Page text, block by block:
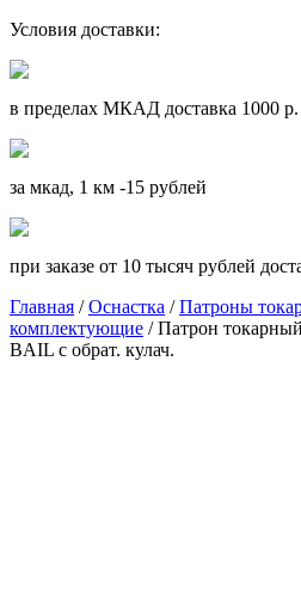
Условия доставки:
в пределах МКАД доставка 1000 р.
за мкад, 1 км -15 рублей
при заказе от 10 тысяч рублей
Главная /Оснастка /Патроны
комплектующие / Патрон
BAIL с обрат. кулач.